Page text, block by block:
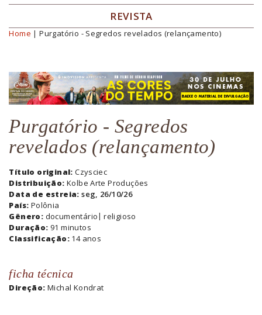
REVISTA
Você está aqui
Home | Purgatório - Segredos revelados (relançamento)
Purgatório - Segredos
revelados (relançamento)
Título original:Czysciec
Distribuição: Kolbe Arte Produções
Data de estreia:seg, 26/10/26
País: Polônia
Gênero: documentário
religioso
Duração: 91 minutos
Classificação: 14 anos
ficha técnica
Direção: Michal Kondrat